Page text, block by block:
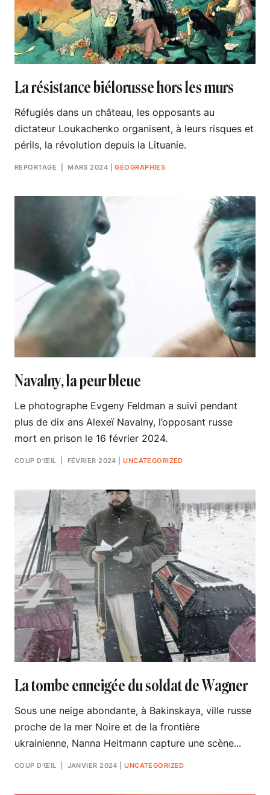
La résistance biélorusse hors les murs
Réfugiés dans un château, les opposants au
dictateur Loukachenko organisent, à leurs risques et
périls, la révolution depuis la Lituanie.
REPORTAGE | MARS 2024 |GÉOGRAPHIES
Navalny, la peur bleue
Le photographe Evgeny Feldman a suivi pendant
plus de dix ans Alexeï Navalny, l’opposant russe
mort en prison le 16 février 2024.
COUP D’ŒIL | FÉVRIER 2024 |UNCATEGORIZED
La tombe enneigée du soldat de Wagner
Sous une neige abondante, à Bakinskaya, ville russe
proche de la mer Noire et de la frontière
ukrainienne, Nanna Heitmann capture une scène...
COUP D’ŒIL | JANVIER 2024 |UNCATEGORIZED